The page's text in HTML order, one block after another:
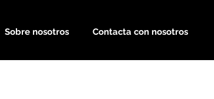
Sobre nosotros Contacta con nosotros